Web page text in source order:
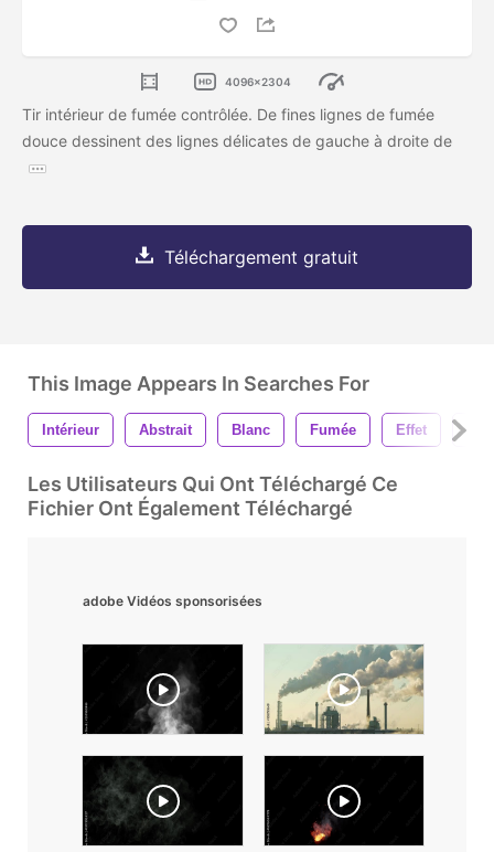
4096x2304
Tir intérieur de fumée contrôlée. De fines lignes de fumée
douce dessinent des lignes délicates de gauche à droite de
Téléchargement gratuit
This Image Appears In Searches For
Intérieur Abstrait Blanc Fumée Effet
Les Utilisateurs Qui Ont Téléchargé Ce
Fichier Ont Également Téléchargé
adobe Vidéos sponsorisées